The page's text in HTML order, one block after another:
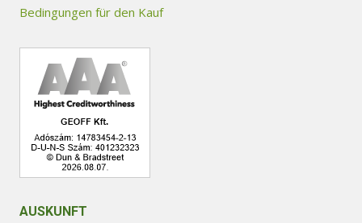
Bedingungen für den Kauf
AUSKUNFT